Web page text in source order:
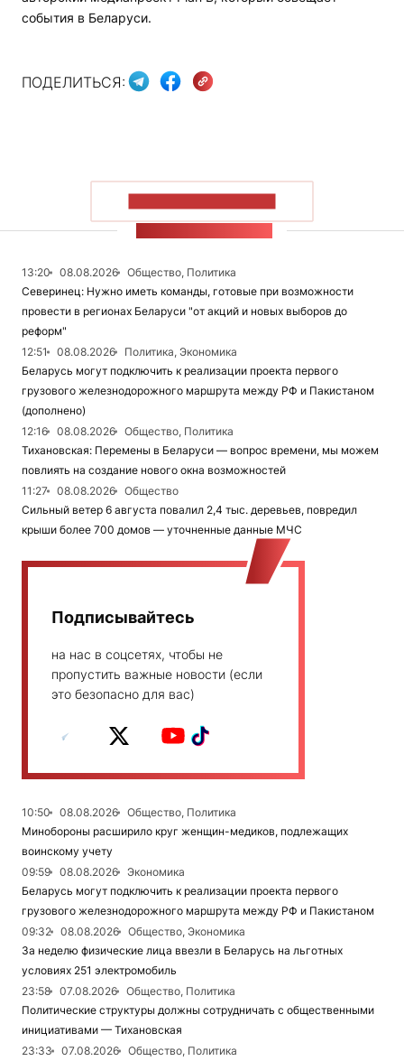
события в Беларуси.
ПОДЕЛИТЬСЯ:
13:20 08.08.2026
Общество, Политика
Северинец: Нужно иметь команды, готовые при возможности
провести в регионах Беларуси "от акций и новых выборов до
реформ"
12:51
08.08.2026
Политика, Экономика
Беларусь могут подключить к реализации проекта первого
грузового железнодорожного маршрута между РФ и Пакистаном
(дополнено)
12:16
08.08.2026
Общество, Политика
Тихановская: Перемены в Беларуси — вопрос времени, мы можем
повлиять на создание нового окна возможностей
11:27
08.08.2026
Общество
Сильный ветер 6 августа повалил 2,4 тыс. деревьев, повредил
крыши более 700 домов — уточненные данные МЧС
Подписывайтесь
на нас в соцсетях, чтобы не
пропустить важные новости (если
это безопасно для вас)
10:50 08.08.2026
Общество, Политика
Минобороны расширило круг женщин-медиков, подлежащих
воинскому учету
09:59
08.08.2026
Экономика
Беларусь могут подключить к реализации проекта первого
грузового железнодорожного маршрута между РФ и Пакистаном
09:32
08.08.2026
Общество, Экономика
За неделю физические лица ввезли в Беларусь на льготных
условиях 251 электромобиль
23:58
07.08.2026
Общество, Политика
Политические структуры должны сотрудничать с общественными
инициативами — Тихановская
23:33
07.08.2026
Общество, Политика